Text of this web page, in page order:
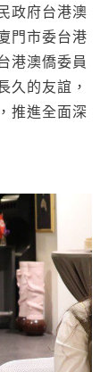
政府台港澳
門市委台港
港澳僑委員
久的友誼，
推進全面深